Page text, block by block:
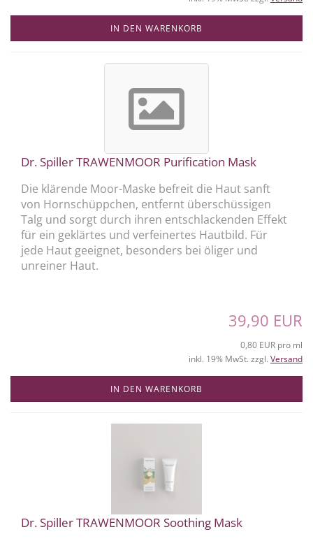
IN DEN WARENKORB
Dr. Spiller TRAWENMOOR Purification Mask
Die klärende Moor-Maske befreit die Haut sanft
von Hornschüppchen, entfernt überschüssigen
Talg und sorgt durch ihren entschlackenden Effekt
für ein geklärtes und verfeinertes Hautbild. Für
jede Haut geeignet, besonders bei öliger und
unreiner Haut.
39,90 EUR
0,80 EUR pro ml
inkl. 19% MwSt. zzgl. Versand
IN DEN WARENKORB
Dr. Spiller TRAWENMOOR Soothing Mask